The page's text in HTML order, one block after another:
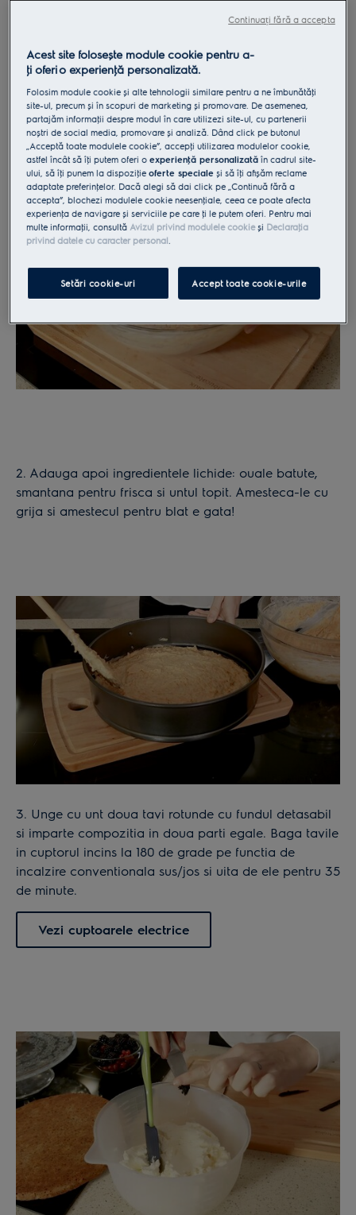
copt, ghimbirul, morcovii rasi, miezul de nuca si 150g
de zahar brun.
2. Adauga apoi ingredientele lichide: ouale batute,
smantana pentru frisca si untul topit. Amesteca-le cu
grija si amestecul pentru blat e gata!
3. Unge cu unt doua tavi rotunde cu fundul detasabil
si imparte compozitia in doua parti egale. Baga tavile
in cuptorul incins la 180 de grade pe functia de
incalzire conventionala sus/jos si uita de ele pentru 35
de minute.
Vezi cuptoarele electrice
Acest site folosește module cookie pentru a-
ţi oferi o experienţă personalizată.
Folosim module cookie și alte tehnologii similare pentru a ne îmbunătăţi
site-ul, precum și în scopuri de marketing și promovare. De asemenea,
partajăm informaţii despre modul în care utilizezi site-ul, cu partenerii
noștri de social media, promovare și analiză. Dând click pe butonul
„Acceptă toate modulele cookie”, accepţi utilizarea modulelor cookie,
astfel încât să îţi putem oferi oexperienţă personalizată în cadrul site-
ului, să îţi punem la dispoziţieoferte speciale și să îţi afișăm reclame
adaptate preferinţelor. Dacă alegi să dai click pe „Continuă fără a
accepta”, blochezi modulele cookie neesenţiale, ceea ce poate afecta
experienţa de navigare și serviciile pe care ţi le putem oferi. Pentru mai
multe informaţii, consultă Avizul privind modulele cookieși Declaraţia
privind datele cu caracter personal.
Setări cookie-uri Accept toate cookie-urile
Continuați fără a accepta